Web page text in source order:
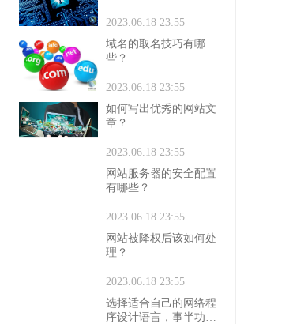
2023.06.18 23:55
域名的取名技巧有哪
些？
2023.06.18 23:55
如何写出优秀的网站文
章？
2023.06.18 23:55
网站服务器的安全配置
有哪些？
2023.06.18 23:55
网站被降权后该如何处
理？
2023.06.18 23:55
选择适合自己的网络程
序设计语言，事半功